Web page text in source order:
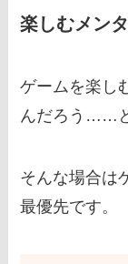
楽しむメン
ゲームを楽し
んだろう……
そんな場合は
最優先です。